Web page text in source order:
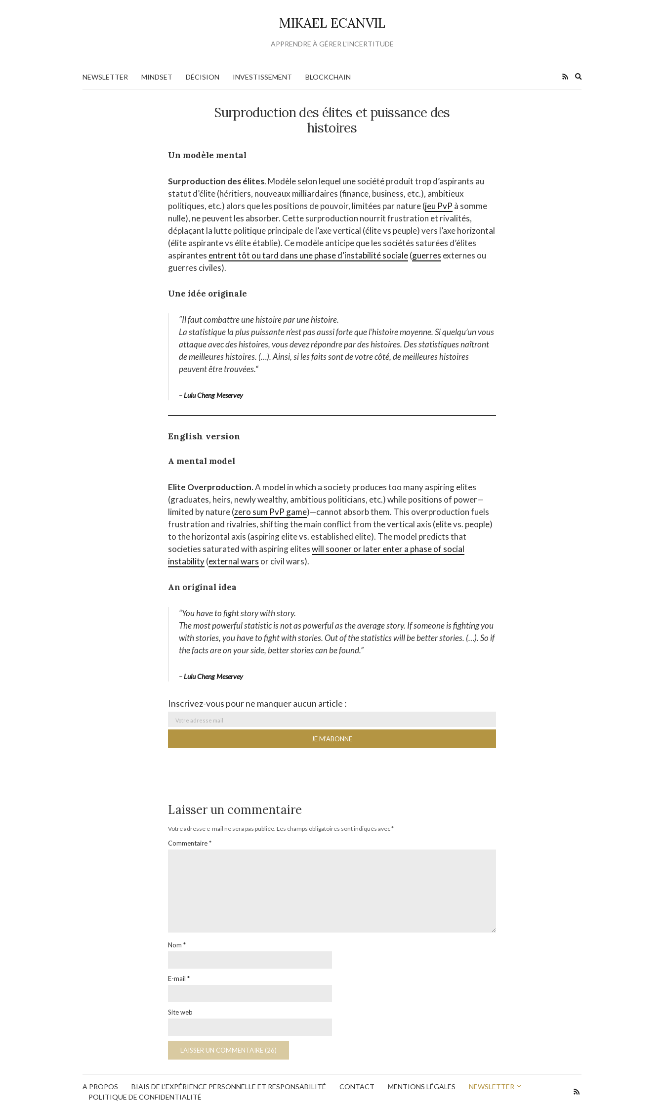
MIKAEL ECANVIL
APPRENDRE À GÉRER L'INCERTITUDE
NEWSLETTER MINDSET DÉCISION INVESTISSEMENT BLOCKCHAIN
Surproduction des élites et puissance des
histoires
Un modèle mental
Surproduction des élites. Modèle selon lequel une société produit trop d’aspirants au
statut d’élite (héritiers, nouveaux milliardaires (finance, business, etc.), ambitieux
politiques, etc.) alors que les positions de pouvoir, limitées par nature (jeu PvP à somme
nulle), ne peuvent les absorber. Cette surproduction nourrit frustration et rivalités,
déplaçant la lutte politique principale de l’axe vertical (élite vs peuple) vers l’axe horizontal
(élite aspirante vs élite établie). Ce modèle anticipe que les sociétés saturées d’élites
aspirantes entrent tôt ou tard dans une phase d’instabilité sociale(guerres externes ou
guerres civiles).
Une idée originale
“Il faut combattre une histoire par une histoire.
La statistique la plus puissante n’est pas aussi forte que l’histoire moyenne. Si quelqu’un vous
attaque avec des histoires, vous devez répondre par des histoires. Des statistiques naîtront
de meilleures histoires. (…). Ainsi, si les faits sont de votre côté, de meilleures histoires
peuvent être trouvées.“
–Lulu Cheng Meservey
English version
A mental model
Elite Overproduction.A model in which a society produces too many aspiring elites
(graduates, heirs, newly wealthy, ambitious politicians, etc.) while positions of power—
limited by nature (zero sum PvP game)—cannot absorb them. This overproduction fuels
frustration and rivalries, shifting the main conflict from the vertical axis (elite vs. people)
to the horizontal axis (aspiring elite vs. established elite). The model predicts that
societies saturated with aspiring eliteswill sooner or later enter a phase of social
instability(external wars or civil wars).
An original idea
“You have to fight story with story.
The most powerful statistic is not as powerful as the average story. If someone is fighting you
with stories, you have to fight with stories. Out of the statistics will be better stories. (…). So if
the facts are on your side, better stories can be found.”
–Lulu Cheng Meservey
Inscrivez-vous pour ne manquer aucun article :
Laisser un commentaire
Votre adresse e-mail ne sera pas publiée. Les champs obligatoires sont indiqués avec*
Commentaire*
Nom*
E-mail*
Site web
A PROPOS BIAIS DE L’EXPÉRIENCE PERSONNELLE ET RESPONSABILITÉ CONTACT MENTIONS LÉGALES
NEWSLETTER
POLITIQUE DE CONFIDENTIALITÉ